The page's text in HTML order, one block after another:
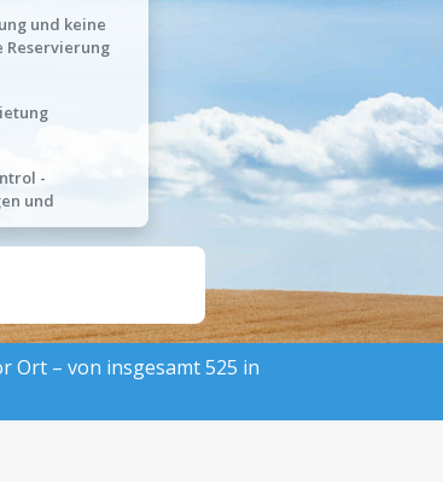
und keine
-
und
Ort – von insgesamt 525 in